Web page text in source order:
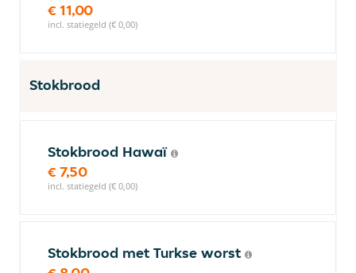
€ 11,00
incl. statiegeld (€ 0,00)
Stokbrood
Stokbrood Hawaï
€ 7,50
incl. statiegeld (€ 0,00)
Stokbrood met Turkse worst